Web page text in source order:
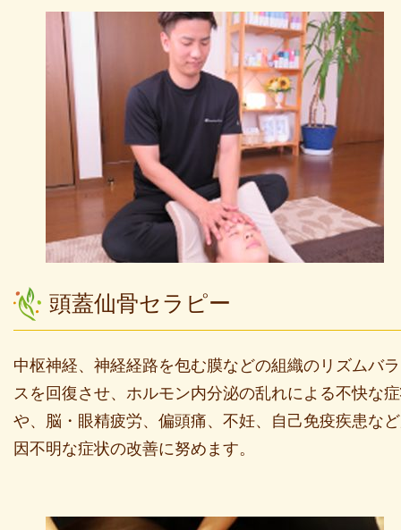
頭蓋仙骨セラピー
中枢神経、神経経路を包む膜などの組織のリズムバ
スを回復させ、ホルモン内分泌の乱れによる不快な
や、脳・眼精疲労、偏頭痛、不妊、自己免疫疾患な
因不明な症状の改善に努めます。